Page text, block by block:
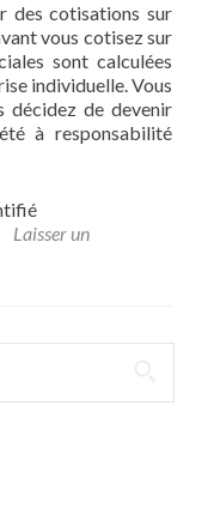
des cotisations sur
vous cotisez sur
sont calculées
individuelle. Vous
décidez de devenir
à responsabilité
Laisser un